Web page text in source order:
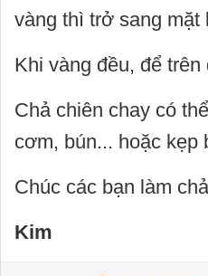
vàng thì trở sang mặt
Khi vàng đều, để
Chả chiên chay có
cơm, bún... hoặc kẹp
Chúc các bạn làm
Kim